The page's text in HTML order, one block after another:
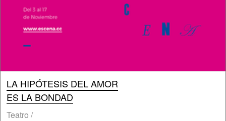
LA HIPÓTESIS DEL AMOR
ES LA BONDAD
Teatro /